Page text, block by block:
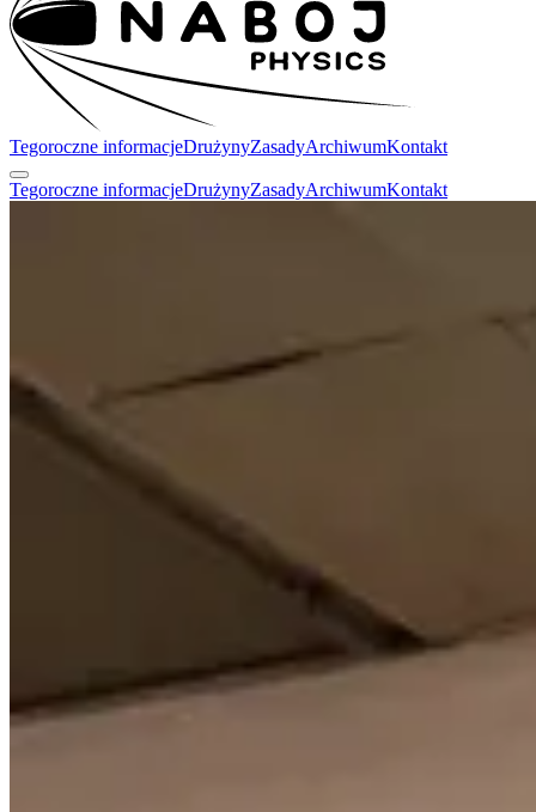
Tegoroczne informacjeDrużynyZasadyArchiwumKontakt
Tegoroczne informacjeDrużynyZasadyArchiwumKontakt